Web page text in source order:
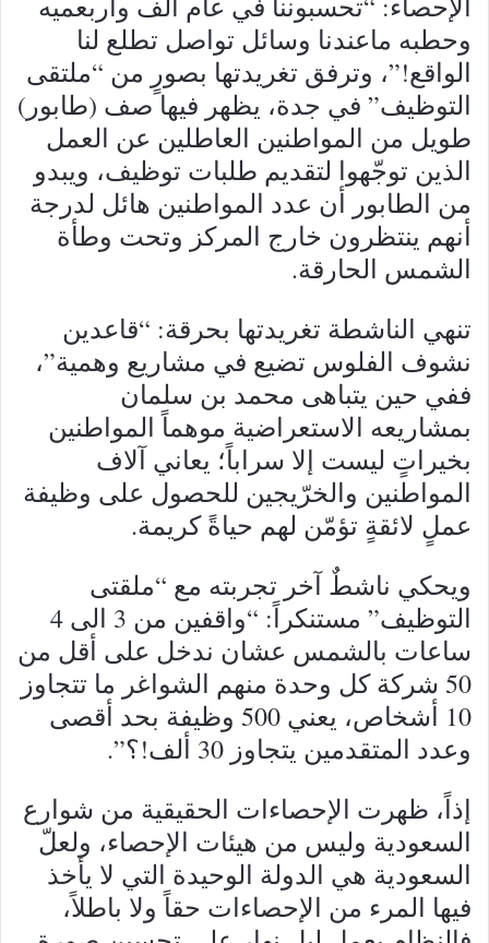
وحطبه ماعندنا وسائل تواصل تطلع لنا
الواقع!”، وترفق تغريدتها بصورٍ من “ملتقى
التوظيف” في جدة، يظهر فيها صف (طابور)
طويل من المواطنين العاطلين عن العمل
الذين توجّهوا لتقديم طلبات توظيف، ويبدو
من الطابور أن عدد المواطنين هائل لدرجة
أنهم ينتظرون خارج المركز وتحت وطأة
الشمس الحارقة.
تنهي الناشطة تغريدتها بحرقة: “قاعدين
نشوف الفلوس تضيع في مشاريع وهمية”،
ففي حين يتباهى محمد بن سلمان
بمشاريعه الاستعراضية موهماً المواطنين
بخيراتٍ ليست إلا سراباً؛ يعاني آلاف
المواطنين والخرّيجين للحصول على وظيفة
عملٍ لائقةٍ تؤمّن لهم حياةً كريمة.
ويحكي ناشطٌ آخر تجربته مع “ملقتى
التوظيف” مستنكراً: “واقفين من 3 الى 4
ساعات بالشمس عشان ندخل على أقل من
50 شركة كل وحدة منهم الشواغر ما تتجاوز
10 أشخاص، يعني 500 وظيفة بحد أقصى
وعدد المتقدمين يتجاوز 30 ألف!؟”.
إذاً، ظهرت الإحصاءات الحقيقية من شوارع
السعودية وليس من هيئات الإحصاء، ولعلّ
السعودية هي الدولة الوحيدة التي لا يأخذ
فيها المرء من الإحصاءات حقاً ولا باطلاً،